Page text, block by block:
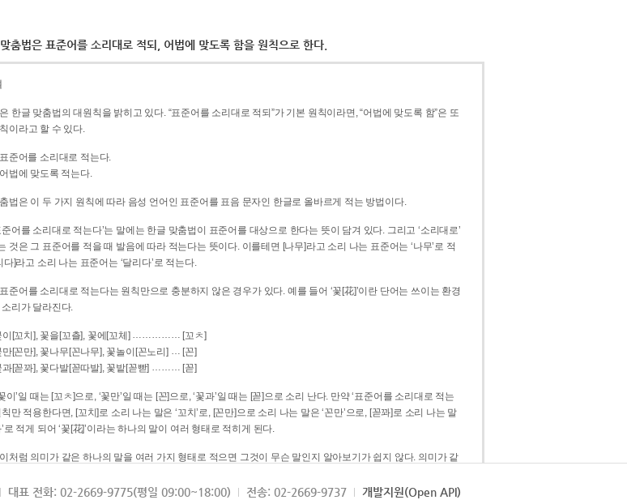
춤법은 표준어를 소리대로 적되, 어법에 맞도록 함을 원칙으로 한다.
한글 맞춤법의 대원칙을 밝히고 있다. “표준어를 소리대로 적되”가 기본 원칙이라면, “어법에 맞도록 함”은 또
이라고 할 수 있다.
표준어를 소리대로 적는다.
어법에 맞도록 적는다.
법은 이 두 가지 원칙에 따라 음성 언어인 표준어를 표음 문자인 한글로 올바르게 적는 방법이다.
준어를 소리대로 적는다’는 말에는 한글 맞춤법이 표준어를 대상으로 한다는 뜻이 담겨 있다. 그리고 ‘소리대로’
그 표준어를 적을 때 발음에 따라 적는다는 뜻이다. 이를테면 [나무]라고 소리 나는 표준어는 ‘나무’로 적
다]라고 소리 나는 표준어는 ‘달리다’로 적는다.
준어를 소리대로 적는다는 원칙만으로 충분하지 않은 경우가 있다. 예를 들어 ‘꽃[花]’이란 단어는 쓰이는 환경
리가 달라진다.
이[꼬치], 꽃을[꼬츨], 꽃에[꼬체] …………… [꼬ㅊ]
만[꼰만], 꽃나무[꼰나무], 꽃놀이[꼰노리] … [꼰]
과[꼳꽈], 꽃다발[꼳따발], 꽃밭[꼳빧] ……… [꼳]
꽃이’일 때는 [꼬ㅊ]으로, ‘꽃만’일 때는 [꼰]으로, ‘꽃과’일 때는 [꼳]으로 소리 난다. 만약 ‘표준어를 소리대로 적는
한다면, [꼬치]로 소리 나는 말은 ‘꼬치’로, [꼰만]으로 소리 나는 말은 ‘꼰만’으로, [꼳꽈]로 소리 나는 말
’로 적게 되어 ‘꽃[花]’이라는 하나의 말이 여러 형태로 적히게 된다.
처럼 의미가 같은 하나의 말을 여러 가지 형태로 적으면 그것이 무슨 말인지 알아보기가 쉽지 않다. 의미가 같
것이 의미를 파악하는 데 효과적이다.
대표 전화: 02-2669-9775(평일 09:00~18:00) 전송: 02-2669-9737 개발지원(Open API)